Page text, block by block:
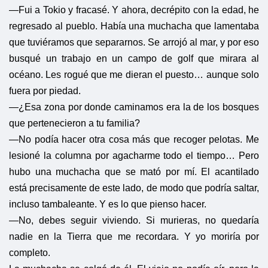
—Fui a Tokio y fracasé. Y ahora, decrépito con la edad, he
regresado al pueblo. Había una muchacha que lamentaba
que tuviéramos que separarnos. Se arrojó al mar, y por eso
busqué un trabajo en un campo de golf que mirara al
océano. Les rogué que me dieran el puesto… aunque solo
fuera por piedad.
—¿Esa zona por donde caminamos era la de los bosques
que pertenecieron a tu familia?
—No podía hacer otra cosa más que recoger pelotas. Me
lesioné la columna por agacharme todo el tiempo… Pero
hubo una muchacha que se mató por mí. El acantilado
está precisamente de este lado, de modo que podría saltar,
incluso tambaleante. Y es lo que pienso hacer.
—No, debes seguir viviendo. Si murieras, no quedaría
nadie en la Tierra que me recordara. Y yo moriría por
completo.